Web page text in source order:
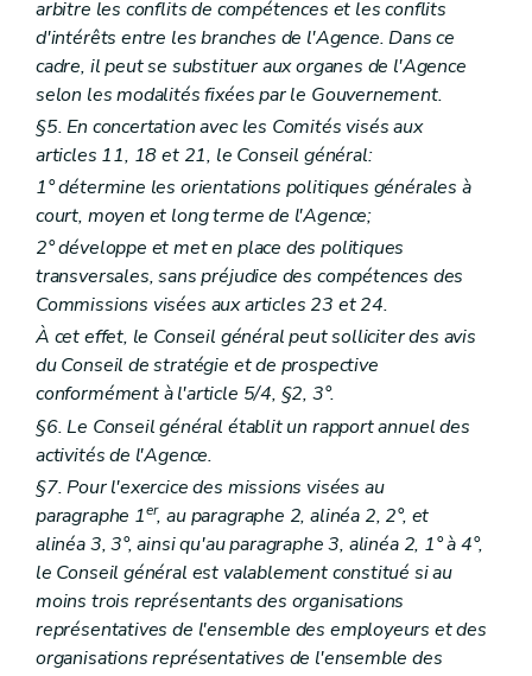
Art. 202
Art. 203
Art. 204
Art. 205
Section 6.3 Travail en réseau
Art. 206
Sous-section 6.4 Coût des prestations
Art. 207
Art. 208
Art. 209
Art. 210
Sous-section 6.5 Accessibilité et infrastructure
Art. 211
Art. 212
Art. 213
Art. 214
Art. 215
Sous-section 6.6
Art. 216
Sous-section 6.7 Recueil de données socio-épidémiologiques
Art. 217
Section 3 Organisation de l'offre de services
Art. 218
Section 4 Programmation et agrément
Sous-section 1re
Programmation
Art. 218/1
Art. 218/2
Sous-section 2 Agrément
Art. 218/3
Art. 218/4
arbitre les conflits de compétences et les conflits
d'intérêts entre les branches de l'Agence. Dans ce
cadre, il peut se substituer aux organes de l'Agence
selon les modalités fixées par le Gouvernement.
§5. En concertation avec les Comités visés aux
articles 11, 18 et 21, le Conseil général:
1° détermine les orientations politiques générales à
court, moyen et long terme de l'Agence;
2° développe et met en place des politiques
transversales, sans préjudice des compétences des
Commissions visées aux articles 23 et 24.
À cet effet, le Conseil général peut solliciter des avis
du Conseil de stratégie et de prospective
conformément à l'article 5/4, §2, 3°.
§6. Le Conseil général établit un rapport annuel des
activités de l'Agence.
§7. Pour l'exercice des missions visées au
paragraphe 1er, au paragraphe 2, alinéa 2, 2°, et
alinéa 3, 3°, ainsi qu'au paragraphe 3, alinéa 2, 1° à 4°,
le Conseil général est valablement constitué si au
moins trois représentants des organisations
représentatives de l'ensemble des employeurs et des
organisations représentatives de l'ensemble des